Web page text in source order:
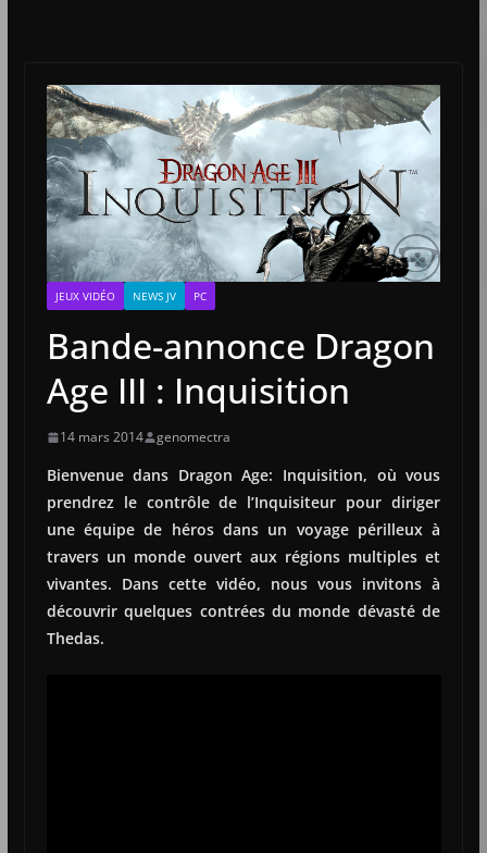
JEUX VIDÉO NEWS JV PC
Bande-annonce Dragon
Age III : Inquisition
14 mars 2014 genomectra
Bienvenue dans Dragon Age: Inquisition, où vous
prendrez le contrôle de l’Inquisiteur pour diriger
une équipe de héros dans un voyage périlleux à
travers un monde ouvert aux régions multiples et
vivantes. Dans cette vidéo, nous vous invitons à
découvrir quelques contrées du monde dévasté de
Thedas.